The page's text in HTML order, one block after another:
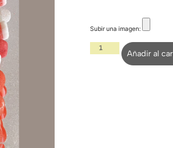
Subir una imagen:
Añadir al